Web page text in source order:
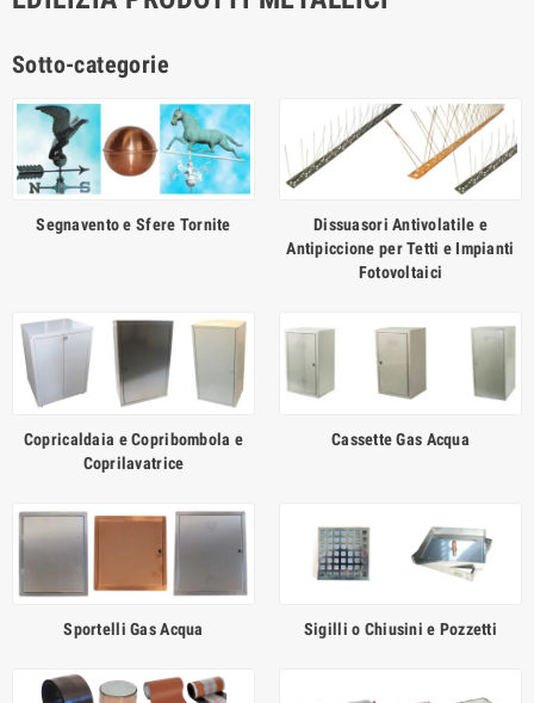
Sotto-categorie
Segnavento e Sfere Tornite
Dissuasori Antivolatile e
Antipiccione per Tetti e Impianti
Fotovoltaici
Copricaldaia e Copribombola e
Coprilavatrice
Cassette Gas Acqua
Sportelli Gas Acqua Sigilli o Chiusini e Pozzetti